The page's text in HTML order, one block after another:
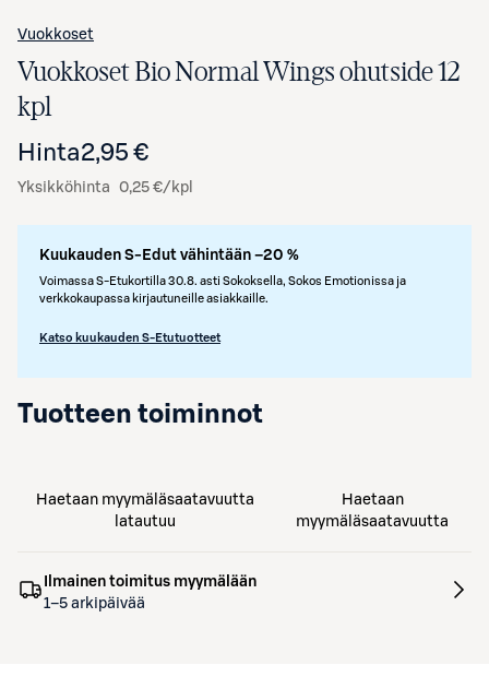
Vuokkoset
Vuokkoset Bio Normal Wings ohutside 12
kpl
Hinta2,95 €
Yksikköhinta 0,25 €/kpl
Kuukauden S-Edut vähintään –20 %
Voimassa S-Etukortilla 30.8. asti Sokoksella, Sokos Emotionissa ja
verkkokaupassa kirjautuneille asiakkaille.
Katso kuukauden S-Etutuotteet
Tuotteen toiminnot
Haetaan myymäläsaatavuutta
latautuu
Haetaan
myymäläsaatavuutta
Ilmainen toimitus myymälään
1–5 arkipäivää